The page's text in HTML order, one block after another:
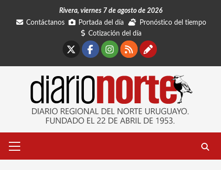
Rivera, viernes 7 de agosto de 2026
Contáctanos
Portada del día
Pronóstico del tiempo
Cotización del día
Facebook
Instagram
RSSContáctanos
primario